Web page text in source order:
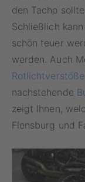
den Tacho
Schließlich
schön teuer
werden. Auch
Rotlichtverstöße
nachstehende
zeigt Ihnen,
Flensburg und